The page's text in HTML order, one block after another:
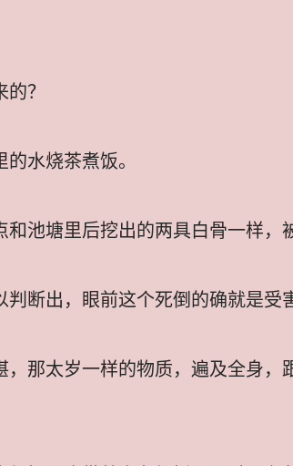
？
水烧茶煮饭。
池塘里后挖出的两具白骨一样，
断出，眼前这个死倒的确就是受
那太岁一样的物质，遍及全身，